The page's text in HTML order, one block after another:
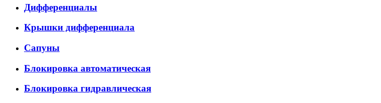
Дифференциалы
Крышки дифференциала
Сапуны
Блокировка автоматическая
Блокировка гидравлическая